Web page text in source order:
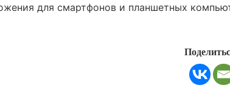
для смартфонов и планшетных